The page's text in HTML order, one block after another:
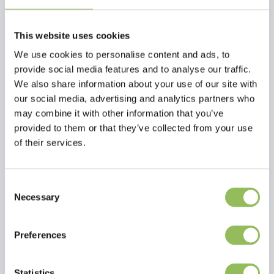
This website uses cookies
We use cookies to personalise content and ads, to
provide social media features and to analyse our traffic.
We also share information about your use of our site with
our social media, advertising and analytics partners who
may combine it with other information that you’ve
provided to them or that they’ve collected from your use
of their services.
Selection
Necessary
Preferences
€2,98
zzgl.
Versandkosten
zzgl.
Versandkosten